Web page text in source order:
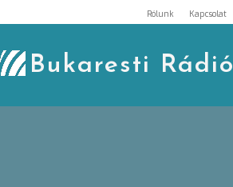
to
content
Rólunk Kapcsolat
Bukaresti Rádió